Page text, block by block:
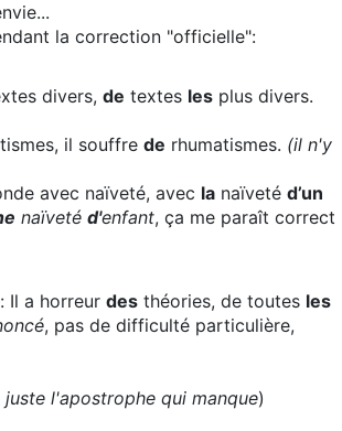
la correction "officielle":
divers, de textes les plus divers.
il souffre de rhumatismes. (il n'y
avec naïveté, avec la naïveté d’un
naïveté d'enfant, ça me paraît correct
Il a horreur des théories, de toutes les
, pas de difficulté particulière,
l'apostrophe qui manque)